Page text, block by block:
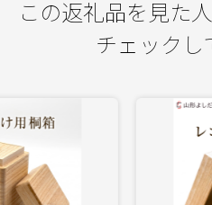
この返礼品を見た
チェックし